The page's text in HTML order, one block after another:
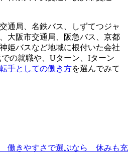
通局、名鉄バス、しずてつジャ
大阪市交通局、阪急バス、京都
姫バスなど地域に根付いた会社
の就職や、Uターン、Iターン
手としての働き方を選んでみて